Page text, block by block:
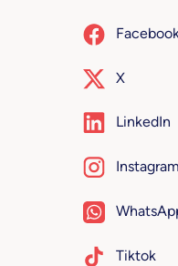
X
LinkedIn
Instagram
Tiktok